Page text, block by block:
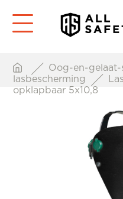
Oog-en-gelaat-
lasbescherming
opklapbaar 5x10,8